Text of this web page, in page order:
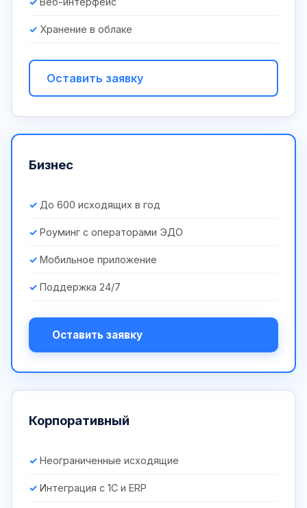
Хранение в облаке
Оставить заявку
Бизнес
До 600 исходящих в год
Роуминг с операторами ЭДО
Мобильное приложение
Поддержка 24/7
Оставить заявку
Корпоративный
Неограниченные исходящие
Интеграция с 1С и ERP